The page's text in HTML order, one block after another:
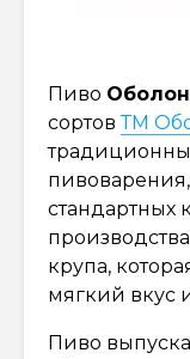
Пиво
сортовТМ
стандартных
крупа,
мягкий вкус
Пиво